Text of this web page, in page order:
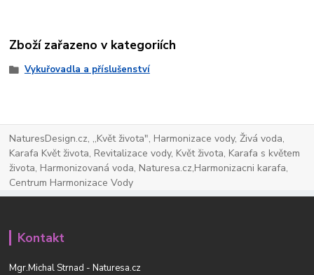
Zboží zařazeno v kategoriích
Vykuřovadla a příslušenství
NaturesDesign.cz, ,,Květ života", Harmonizace vody, Živá voda,
Karafa Květ života, Revitalizace vody, Květ života, Karafa s květem
života, Harmonizovaná voda, Naturesa.cz,Harmonizacni karafa,
Centrum Harmonizace Vody
Kontakt
Mgr.Michal Strnad - Naturesa.cz